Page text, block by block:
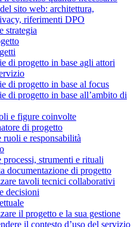
sito web: architettura,
riferimenti DPO
strategia
di progetto in base agli attori
di progetto in base al focus
di progetto in base all’ambito di
e figure coinvolte
di progetto
e responsabilità
strumenti e rituali
documentazione di progetto
tavoli tecnici collaborativi
decisioni
il progetto e la sua gestione
il contesto d’uso del servizio